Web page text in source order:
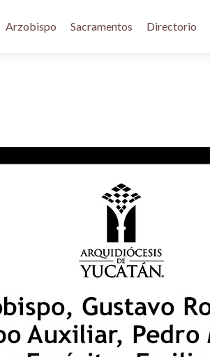
Arzobispo Sacramentos Directorio